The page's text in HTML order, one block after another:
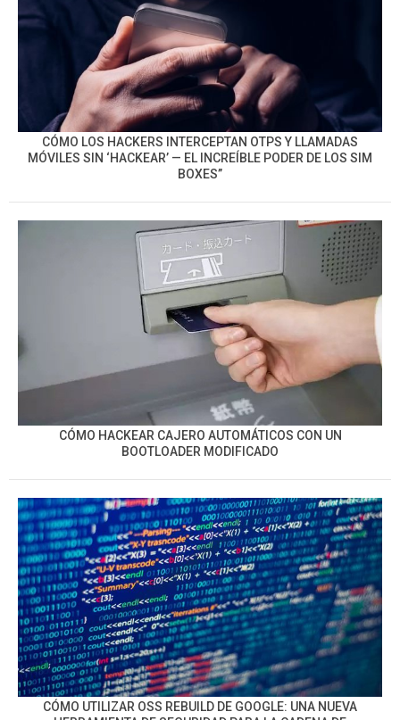
CÓMO LOS HACKERS INTERCEPTAN OTPS Y LLAMADAS
MÓVILES SIN ‘HACKEAR’ — EL INCREÍBLE PODER DE LOS SIM
BOXES”
CÓMO HACKEAR CAJERO AUTOMÁTICOS CON UN
BOOTLOADER MODIFICADO
CÓMO UTILIZAR OSS REBUILD DE GOOGLE: UNA NUEVA